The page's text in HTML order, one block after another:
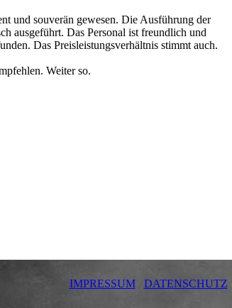
und souverän gewesen. Die Ausführung der
ausgeführt. Das Personal ist freundlich und
Das Preisleistungsverhä­ltnis stimmt auch.
Weiter so.
IMPRESSUM DATENSCHUTZ